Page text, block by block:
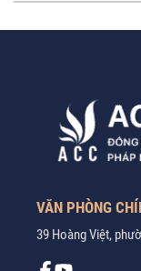
VĂN PHÒNG
39 Hoàng Việt,